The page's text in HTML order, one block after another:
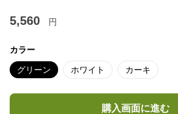
5,560 円
カラー
グリーン ホワイト カーキ
購入画面に進む